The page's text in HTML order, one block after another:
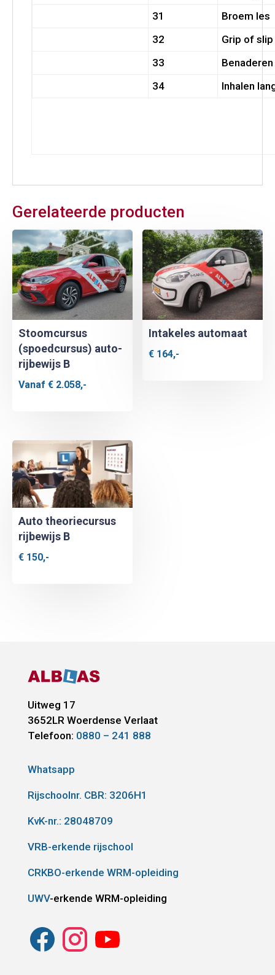
31
Broem les
32
Grip of
33
34
Inhalen
Gerelateerde producten
Stoomcursus
(spoedcursus) auto-
rijbewijs B
Vanaf € 2.058,-
Intakeles automaat
€ 164,-
Auto theoriecursus
rijbewijs B
€ 150,-
Uitweg 17
3652LR Woerdense Verlaat
Telefoon: 0880 – 241 888
Whatsapp
Rijschoolnr. CBR: 3206H1
KvK-nr.: 28048709
VRB-erkende rijschool
CRKBO-erkende WRM-opleiding
UWV-erkende WRM-opleiding